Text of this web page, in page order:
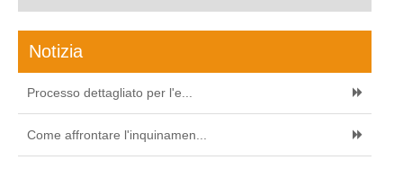
Notizia
Processo dettagliato per l'e...
Come affrontare l'inquinamen...